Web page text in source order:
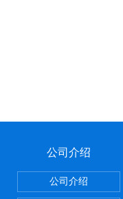
公司介绍
公司介绍